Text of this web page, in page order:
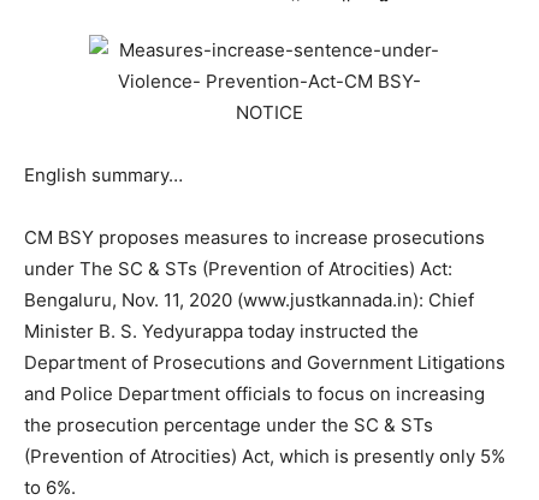
English summary…
CM BSY proposes measures to increase prosecutions
under The SC & STs (Prevention of Atrocities) Act:
Bengaluru, Nov. 11, 2020 (www.justkannada.in): Chief
Minister B. S. Yedyurappa today instructed the
Department of Prosecutions and Government Litigations
and Police Department officials to focus on increasing
the prosecution percentage under the SC & STs
(Prevention of Atrocities) Act, which is presently only 5%
to 6%.